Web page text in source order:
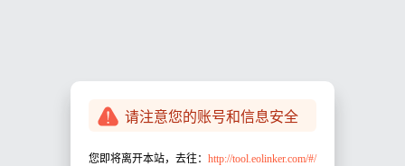
请注意您的账号和信息安全
您即将离开本站，去往： http://tool.eolinker.com/#/